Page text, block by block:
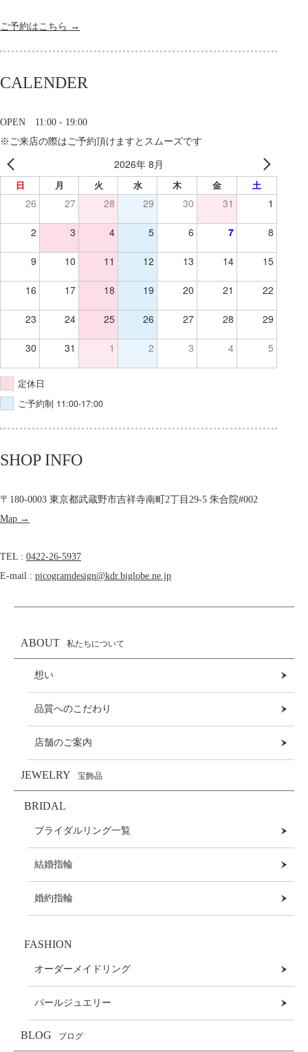
ご予約はこちら →
CALENDER
OPEN 11:00 - 19:00
※ご来店の際はご予約頂けますとスムーズです
2026年 8月
日 月 火 水 木 金 土
26 27 28 29 30 31 1
2 3 4 5 6 7 8
9 10 11 12 13 14 15
16 17 18 19 20 21 22
23 24 25 26 27 28 29
30 31 1 2 3 4 5
定休日
ご予約制 11:00-17:00
SHOP INFO
〒180-0003 東京都武蔵野市吉祥寺南町2丁目29-5 朱合院#002
Map →
TEL : 0422-26-5937
E-mail : picogramdesign@kdr.biglobe.ne.jp
ABOUT 私たちについて
想い
品質へのこだわり
店舗のご案内
JEWELRY 宝飾品
BRIDAL
ブライダルリング一覧
結婚指輪
婚約指輪
FASHION
オーダーメイドリング
パールジュエリー
BLOG ブログ